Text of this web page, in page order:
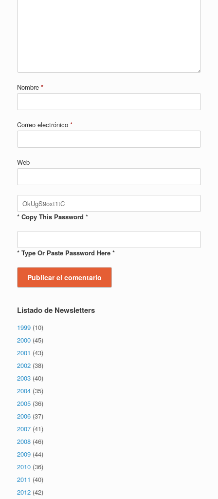
Nombre *
Correo electrónico *
Web
* Copy This Password *
* Type Or Paste Password Here *
Listado de Newsletters
1999 (10)
2000 (45)
2001 (43)
2002 (38)
2003 (40)
2004 (35)
2005 (36)
2006 (37)
2007 (41)
2008 (46)
2009 (44)
2010 (36)
2011 (40)
2012 (42)